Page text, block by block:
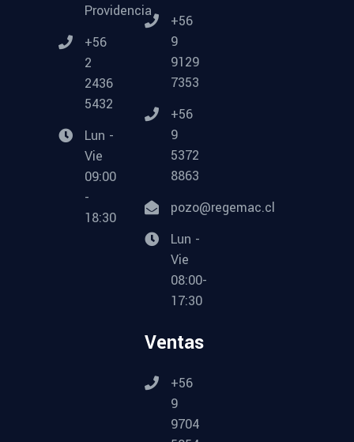
Providencia
+56
2
2436
5432
Lun -
Vie
09:00
-
18:30
+56
9
9129
7353
+56
9
5372
8863
pozo@regemac.cl
Lun -
Vie
08:00-
17:30
Ventas
+56
9
9704